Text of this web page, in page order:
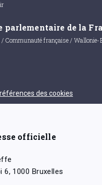
parlementaire de la
/ Communauté française / Wallonie-
des cookies
officielle
6, 1000 Bruxelles